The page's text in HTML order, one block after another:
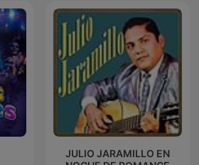
JULIO JARAMILLO EN